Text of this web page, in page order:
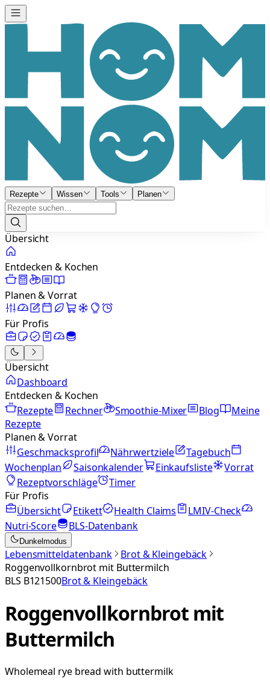
Rezepte Wissen Tools Planen
Übersicht
Entdecken & Kochen
Planen & Vorrat
Für Profis
Übersicht
Dashboard
Entdecken & Kochen
Rezepte
Rechner Smoothie-Mixer Blog
Meine
Rezepte
Planen & Vorrat
Geschmacksprofil
Nährwertziele
Tagebuch
Wochenplan
Saisonkalender Einkaufsliste
Vorrat
Rezeptvorschläge
Timer
Für Profis
Übersicht
Etikett Health Claims
LMIV-Check
Nutri-Score
BLS-Datenbank
Dunkelmodus
Lebensmitteldatenbank
Brot & Kleingebäck
Roggenvollkornbrot mit Buttermilch
BLS B121500Brot & Kleingebäck
Roggenvollkornbrot mit
Buttermilch
Wholemeal rye bread with buttermilk